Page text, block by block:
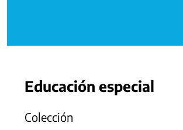
Educación especial
Colección